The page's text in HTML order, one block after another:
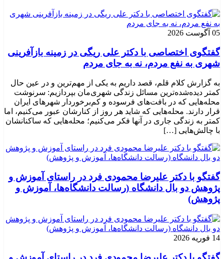
05 آگوست 2026
گفتگوی اختصاصی با دکتر علی ریگی در زمینه بازآفرینی
شهری به نفع مردم، نه به جای مردم
به گزارش کلام قلم، قصد داریم به یکی از مهم‌ترین و در عین حال
کمتر دیده‌شده‌ترین مسائل زندگی شهری‌مان بپردازیم: سرنوشت
محله‌هایی که در بافت‌های فرسوده و کم‌برخوردار شهرهای ایران
قرار دارند. محله‌هایی که شاید هر روز از کنارشان عبور می‌کنیم، اما
کمتر به زندگی جاری در آنها فکر می‌کنیم؛ محله‌هایی که ساکنانشان
با چالش‌هایی […]
گفتگو با دکتر علیرضا محمودی فرد در راستای آموزش و
پژوهش دو بال دانشگاه (رسالت دانشگاه‌ها، آموزش و
پژوهش)
14 فوریه 2026